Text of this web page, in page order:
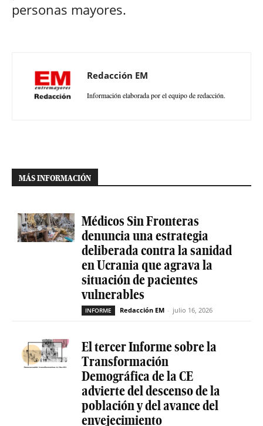
personas mayores.
Redacción EM
Información elaborada por el equipo de redacción.
MÁS INFORMACIÓN
Médicos Sin Fronteras
denuncia una estrategia
deliberada contra la sanidad
en Ucrania que agrava la
situación de pacientes
vulnerables
INFORME Redacción EM - julio 16, 2026
El tercer Informe sobre la
Transformación
Demográfica de la CE
advierte del descenso de la
población y del avance del
envejecimiento